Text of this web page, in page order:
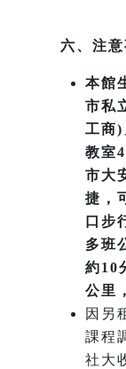
六、注意
本館
市私
工商)
教室
市大
捷，
口步
多班
約10
公里
因另
課程
社大